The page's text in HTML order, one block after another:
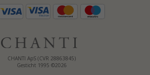
CHANTI ApS (CVR 28863845)
Gesticht 1995 ©2026